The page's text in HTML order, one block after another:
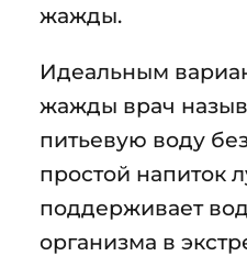
жажды.
Идеальным
жажды врач
питьевую воду без
простой напиток
поддерживает
организма в